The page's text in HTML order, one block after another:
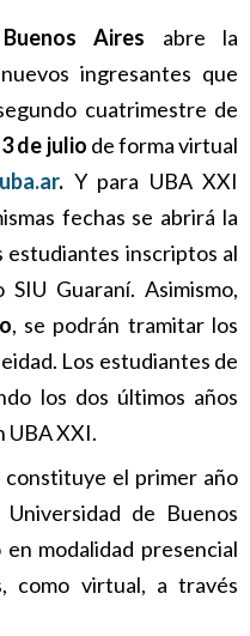
Aires abre la
ingresantes que
cuatrimestre de
de julio de forma virtual
. Y para UBA XXI
fechas se abrirá la
estudiantes inscriptos al
Guaraní. Asimismo,
, se podrán tramitar los
Los estudiantes de
los dos últimos años
UBA XXI.
constituye el primer año
de Buenos
modalidad presencial
como virtual, a través